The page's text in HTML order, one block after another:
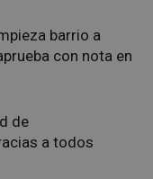
barrio a
con nota en
de
a todos
Inc.